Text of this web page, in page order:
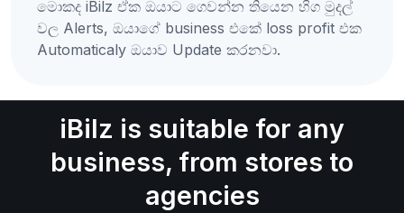
මොකද iBilz ඒක ඔයාට ගෙවන්න තියෙන හිග මුදල්
වල Alerts, ඔයාගේ business එකේ loss profit එක
Automaticaly ඔයාව Update කරනවා.
iBilz is suitable for any
business, from stores to
agencies